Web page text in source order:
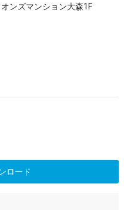
ンズマンション大森1F
ロード